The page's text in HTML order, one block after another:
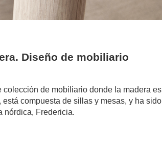
Diseño de mobiliario
de mobiliario donde la madera es
compuesta de sillas y mesas, y ha sido
nórdica, Fredericia.